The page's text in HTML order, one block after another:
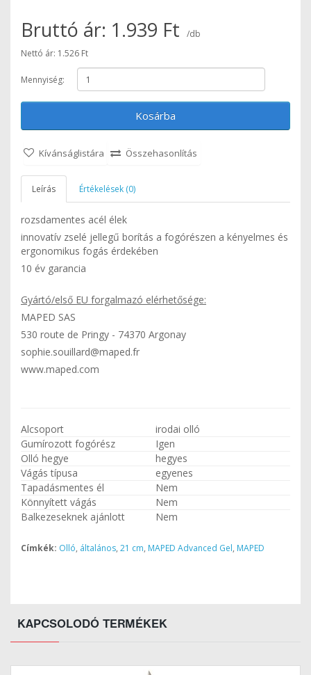
Bruttó ár: 1.939 Ft
/db
Nettó ár: 1.526 Ft
Mennyiség:
Kosárba
Kívánságlistára Összehasonlítás
Leírás Értékelések (0)
rozsdamentes acél élek
innovatív zselé jellegű borítás a fogórészen a kényelmes és
ergonomikus fogás érdekében
10 év garancia
Gyártó/első EU forgalmazó elérhetősége:
MAPED SAS
530 route de Pringy - 74370 Argonay
sophie.souillard@maped.fr
www.maped.com
Alcsoport
irodai olló
Gumírozott fogórész
Igen
Olló hegye
hegyes
Vágás típusa
egyenes
Tapadásmentes él
Nem
Könnyített vágás
Nem
Balkezeseknek ajánlott
Nem
Címkék: Olló, általános, 21 cm, MAPED Advanced Gel, MAPED
KAPCSOLODÓ TERMÉKEK